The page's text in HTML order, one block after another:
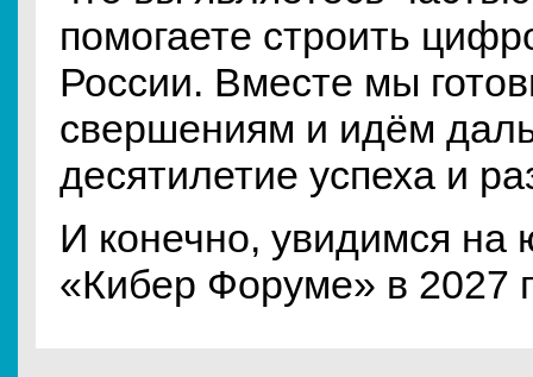
помогаете строить
России. Вместе мы
свершениям и идём
десятилетие успеха и
И конечно, увидимся
«Кибер Форуме» в 2027